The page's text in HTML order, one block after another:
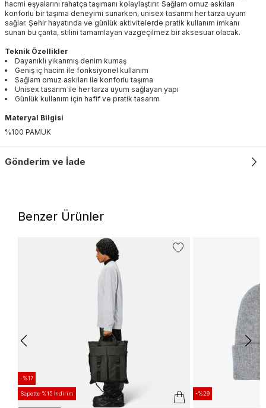
hacmi eşyalarını rahatça taşımanı kolaylaştırır. Sağlam omuz askıları
konforlu bir taşıma deneyimi sunarken, unisex tasarımı her tarza uyum
sağlar. Şehir hayatında ve günlük aktivitelerde pratik kullanım imkanı
sunan bu çanta, stilini tamamlayan vazgeçilmez bir aksesuar olacak.
Teknik Özellikler
Dayanıklı yıkanmış denim kumaş
Geniş iç hacim ile fonksiyonel kullanım
Sağlam omuz askıları ile konforlu taşıma
Unisex tasarım ile her tarza uyum sağlayan yapı
Günlük kullanım için hafif ve pratik tasarım
Materyal Bilgisi
%100 PAMUK
Gönderim ve İade
Benzer Ürünler
-%17
Sepette %15 İndirim -%29